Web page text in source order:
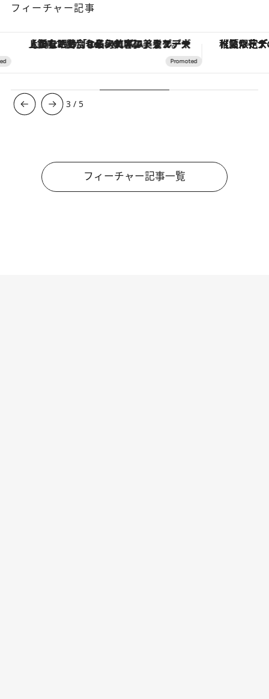
フィーチャー記事
【銀座で出合う最旬美容】美髪ケアや上質な眠り…セルフケアのアップデートから、特別な名入れギフトまで。大人のための「ReFa GINZA」クルーズ 【夏限定ディナーコース】旬を
3 / 5
フィーチャー記事一覧